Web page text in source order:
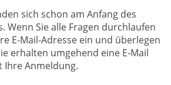
sich schon am Anfang des
Wenn Sie alle Fragen durchlaufen
E-Mail-Adresse ein und überlegen
erhalten umgehend eine E-Mail
Anmeldung.